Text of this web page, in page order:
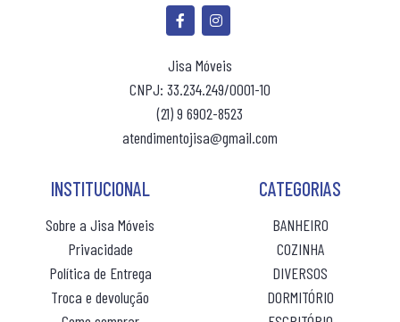
(10% de desconto) (10% de desconto)
Jisa Móveis
CNPJ: 33.234.249/0001-10
(21) 9 6902-8523
atendimentojisa@gmail.com
INSTITUCIONAL
Sobre a Jisa Móveis
Privacidade
Política de Entrega
Troca e devolução
CATEGORIAS
BANHEIRO
COZINHA
DIVERSOS
DORMITÓRIO